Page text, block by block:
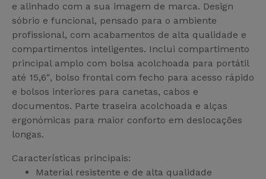
e alinhado com a sua imagem de marca. Design
sóbrio e funcional, pensado para o ambiente
profissional, com acabamentos de alta qualidade e
compartimentos inteligentes. Inclui compartimento
principal amplo com bolsa acolchoada para portátil
até 15,6″, bolso frontal com fecho para acesso rápido
e bolsos interiores para canetas, cabos e
documentos. Parte traseira acolchoada e alças
ergonómicas para maior conforto em deslocações
longas.
Características principais:
Material resistente e de alta qualidade